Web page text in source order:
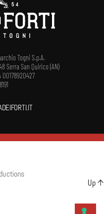
Togni S.p.A.
Serra San Quirico (AN)
00178920427
Up ↑